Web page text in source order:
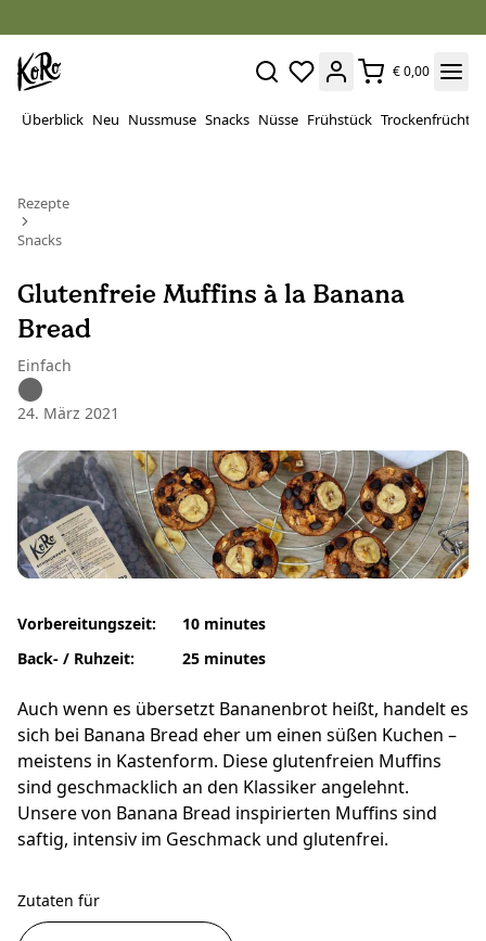
€ 0,00
Überblick Neu Nussmuse Snacks Nüsse Frühstück Trockenfrüchte
Rezepte
Snacks
Glutenfreie Muffins à la Banana
Bread
Einfach
24. März 2021
Vorbereitungszeit:
Back- / Ruhzeit:
10 minutes
25 minutes
Auch wenn es übersetzt Bananenbrot heißt, handelt es
sich bei Banana Bread eher um einen süßen Kuchen –
meistens in Kastenform. Diese glutenfreien Muffins
sind geschmacklich an den Klassiker angelehnt.
Unsere von Banana Bread inspirierten Muffins sind
saftig, intensiv im Geschmack und glutenfrei.
Zutaten für